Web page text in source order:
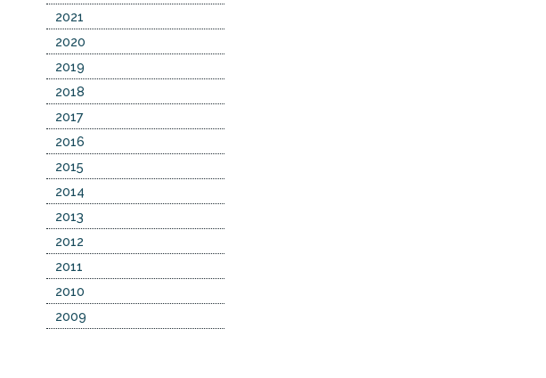
2021
2020
2019
2018
2017
2016
2015
2014
2013
2012
2011
2010
2009